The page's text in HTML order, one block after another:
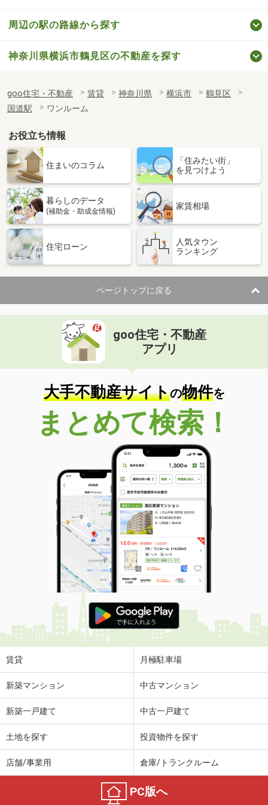
周辺の駅の路線から探す
神奈川県横浜市鶴見区の不動産を探す
goo住宅・不動産 賃貸 神奈川県 横浜市
鶴見区
国道駅
ワンルーム
お役立ち情報
住まいのコラム
「住みたい街」
を見つけよう
暮らしのデータ
(補助金・助成金情報)
家賃相場
住宅ローン
人気タウン
ランキング
ページトップに戻る
goo住宅・不動産
アプリ
大手不動産サイトの物件を
まとめて検索！
賃貸 月極駐車場
新築マンション 中古マンション
新築一戸建て 中古一戸建て
土地を探す 投資物件を探す
店舗/事業用 倉庫/トランクルーム
PC版へ